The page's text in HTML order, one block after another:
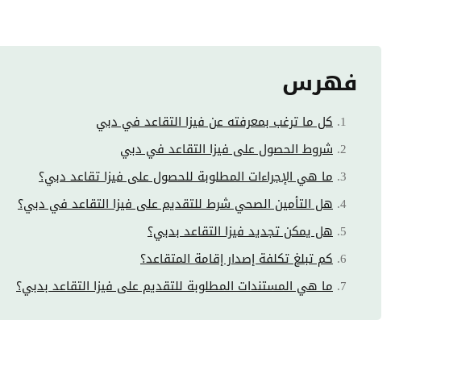
فهرس
كل ما ترغب بمعرفته عن فيزا التقاعد في دبي
شروط الحصول على فيزا التقاعد في دبي
ما هي الإجراءات المطلوبة للحصول على فيزا تقاعد دبي؟
هل التأمين الصحي شرط للتقديم على فيزا التقاعد في دبي؟
هل يمكن تجديد فيزا التقاعد بدبي؟
كم تبلغ تكلفة إصدار إقامة المتقاعد؟
ما هي المستندات المطلوبة للتقديم على فيزا التقاعد بدبي؟